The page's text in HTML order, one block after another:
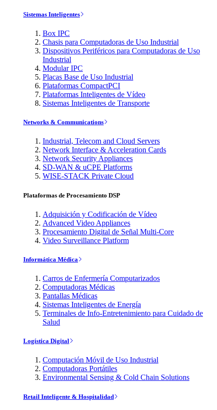
Sistemas Inteligentes
Box IPC
Chasis para Computadoras de Uso Industrial
Dispositivos Periféricos para Computadoras de Uso
Industrial
Modular IPC
Placas Base de Uso Industrial
Plataformas CompactPCI
Plataformas Inteligentes de Vídeo
Sistemas Inteligentes de Transporte
Networks & Communications
Industrial, Telecom and Cloud Servers
Network Interface & Acceleration Cards
Network Security Appliances
SD-WAN & uCPE Platforms
WISE-STACK Private Cloud
Plataformas de Procesamiento DSP
Adquisición y Codificación de Vídeo
Advanced Video Appliances
Procesamiento Digital de Señal Multi-Core
Video Surveillance Platform
Informática Médica
Carros de Enfermería Computarizados
Computadoras Médicas
Pantallas Médicas
Sistemas Inteligentes de Energía
Terminales de Info-Entretenimiento para Cuidado de
Salud
Logística Digital
Computación Móvil de Uso Industrial
Computadoras Portátiles
Environmental Sensing & Cold Chain Solutions
Retail Inteligente & Hospitalidad